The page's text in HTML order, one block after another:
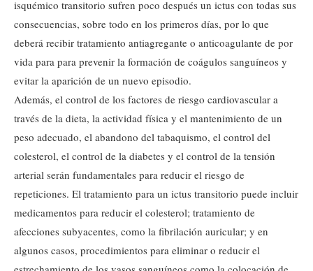
isquémico transitorio sufren poco después un ictus con todas sus
consecuencias, sobre todo en los primeros días, por lo que
deberá recibir tratamiento antiagregante o anticoagulante de por
vida para para prevenir la formación de coágulos sanguíneos y
evitar la aparición de un nuevo episodio.
Además, el control de los factores de riesgo cardiovascular a
través de la dieta, la actividad física y el mantenimiento de un
peso adecuado, el abandono del tabaquismo, el control del
colesterol, el control de la diabetes y el control de la tensión
arterial serán fundamentales para reducir el riesgo de
repeticiones. El tratamiento para un ictus transitorio puede incluir
medicamentos para reducir el colesterol; tratamiento de
afecciones subyacentes, como la fibrilación auricular; y en
algunos casos, procedimientos para eliminar o reducir el